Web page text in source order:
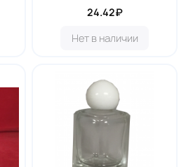
24.42₽
Нет в наличии